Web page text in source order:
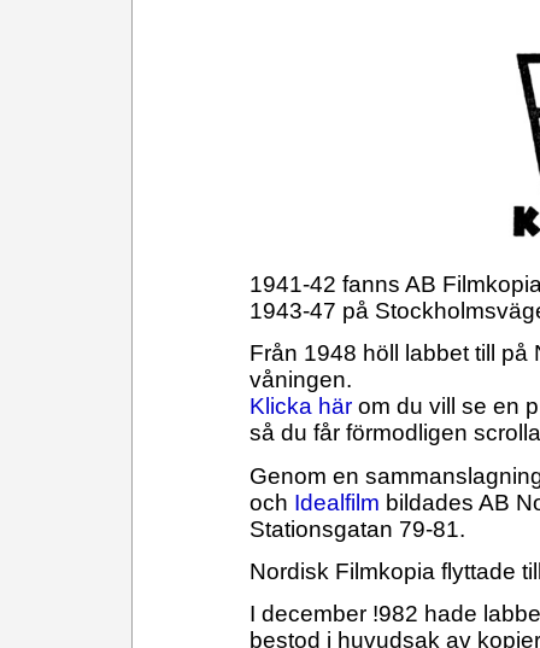
1941-42 fanns AB
1943-47 på
Från 1948 höll labbet till
våningen.
Klicka här om du vill se en
så du får förmodligen
Genom en
och Idealfilm bildades AB
Stationsgatan 79-81.
Nordisk Filmkopia flyttade
I december !982 hade
bestod i huvudsak av